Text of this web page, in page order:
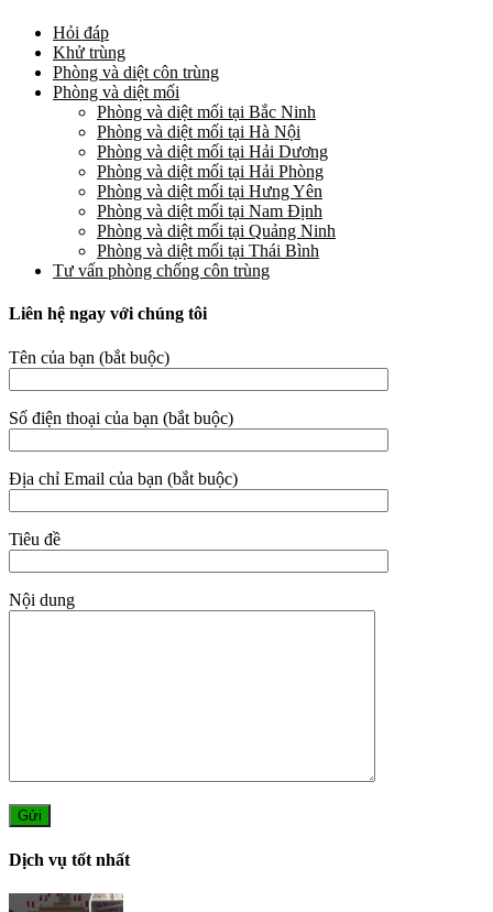
Hỏi đáp
Khử trùng
Phòng và diệt côn trùng
Phòng và diệt mối
Phòng và diệt mối tại Bắc Ninh
Phòng và diệt mối tại Hà Nội
Phòng và diệt mối tại Hải Dương
Phòng và diệt mối tại Hải Phòng
Phòng và diệt mối tại Hưng Yên
Phòng và diệt mối tại Nam Định
Phòng và diệt mối tại Quảng Ninh
Phòng và diệt mối tại Thái Bình
Tư vấn phòng chống côn trùng
Liên hệ ngay với chúng tôi
Tên của bạn (bắt buộc)
Số điện thoại của bạn (bắt buộc)
Địa chỉ Email của bạn (bắt buộc)
Tiêu đề
Nội dung
Dịch vụ tốt nhất